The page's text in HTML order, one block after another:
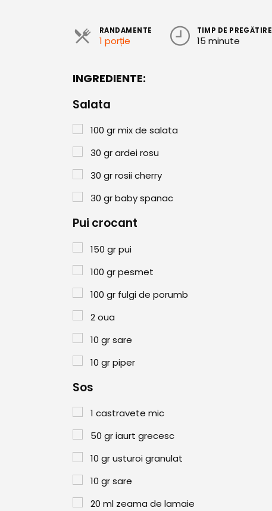
RANDAMENTE
1 porție
TIMP DE PREGĂTIRE
15 minute
INGREDIENTE:
Salata
100 grmix de salata
30 grardei rosu
30 grrosii cherry
30 grbaby spanac
Pui crocant
150 grpui
100 grpesmet
100 gr fulgi de porumb
2oua
10 grsare
10 grpiper
Sos
1 castravete mic
50 griaurt grecesc
10 grusturoi granulat
10 grsare
20 ml zeama de lamaie